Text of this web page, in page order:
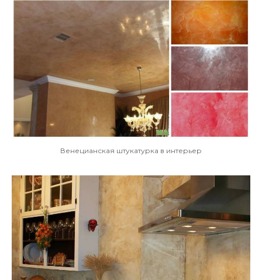
Венецианская штукатурка в интерьер